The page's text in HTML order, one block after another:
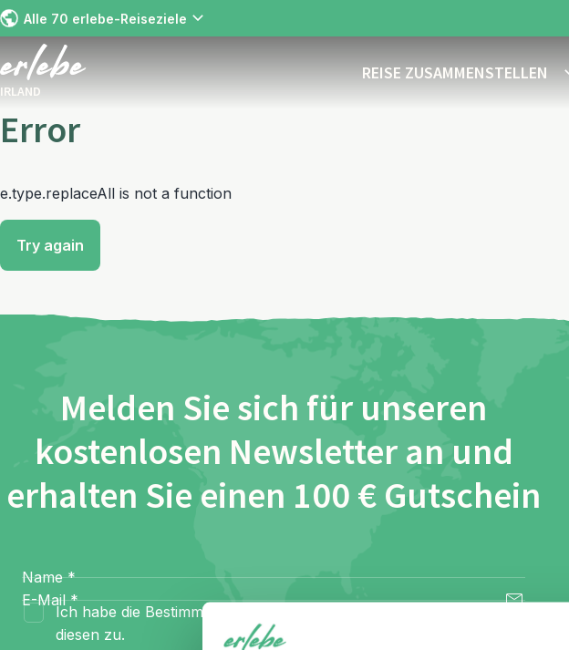
Alle 70 erlebe-Reiseziele
IRLAND
REISE ZUSAMMENSTELLEN
Error
e.type.replaceAll is not a function
Try again
Melden Sie sich für unseren
kostenlosen Newsletter an und
erhalten Sie einen 100 € Gutschein
Name *
E-Mail *
Ich habe die Bestimmungen zum
diesen zu.